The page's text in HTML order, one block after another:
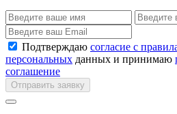
Подтверждаю согласие с
персональных данных и принимаю
соглашение
Отправить заявку